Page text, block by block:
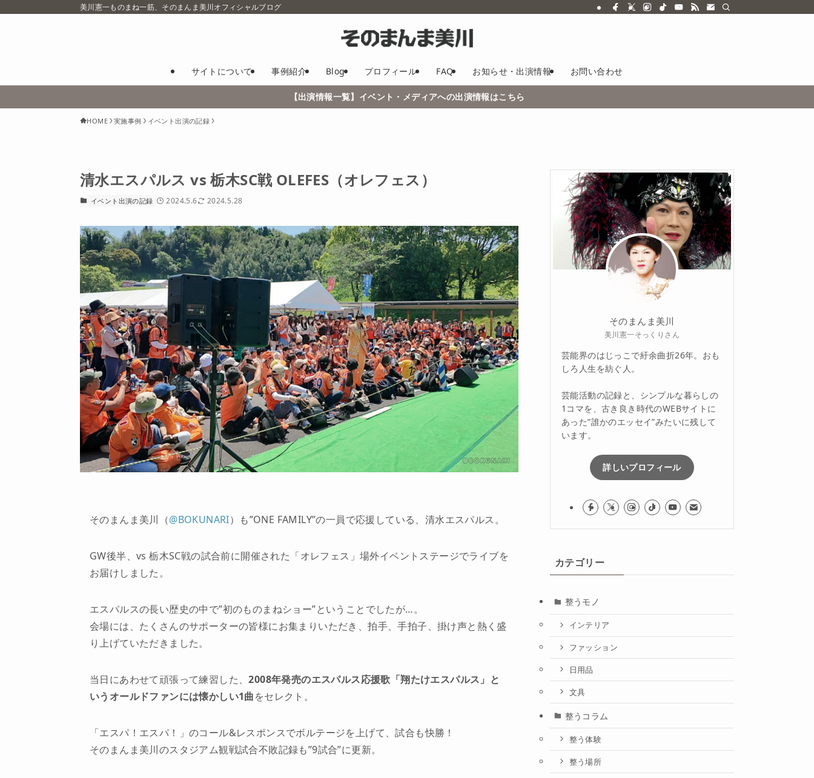
美川憲一ものまね一筋、そのまんま美川オフィシャルブログ
サイトについて 事例紹介 Blog プロフィール FAQ お知らせ・出演情報 お問い合わせ
【出演情報一覧】イベント・メディアへの出演情報はこちら
HOME 実施事例 イベント出演の記録
清水エスパルス vs 栃木SC戦 OLEFES（オレフェス）
イベント出演の記録 2024.5.6 2024.5.28
そのまんま美川（@BOKUNARI）も”ONE FAMILY”の一員で応援している、清水エスパルス。
GW後半、vs 栃木SC戦の試合前に開催された「オレフェス」場外イベントステージでライブを
お届けしました。
エスパルスの長い歴史の中で”初のものまねショー”ということでしたが…。
会場には、たくさんのサポーターの皆様にお集まりいただき、拍手、手拍子、掛け声と熱く盛
り上げていただきました。
当日にあわせて頑張って練習した、2008年発売のエスパルス応援歌「翔たけエスパルス」と
いうオールドファンには懐かしい1曲をセレクト。
「エスパ！エスパ！」のコール&レスポンスでボルテージを上げて、試合も快勝！
そのまんま美川のスタジアム観戦試合不敗記録も”9試合”に更新。
そのまんま美川
美川憲一そっくりさん
芸能界のはじっこで紆余曲折26年。おも
しろ人生を紡ぐ人。
芸能活動の記録と、シンプルな暮らしの
1コマを、古き良き時代のWEBサイトに
あった”誰かのエッセイ”みたいに残して
います。
詳しいプロフィール
カテゴリー
整うモノ
インテリア
ファッション
日用品
文具
整うコラム
整う体験
整う場所